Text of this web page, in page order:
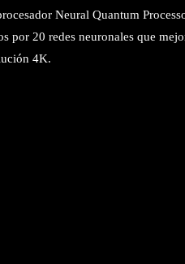
Neural Quantum
por 20 redes neuronales que
4K.